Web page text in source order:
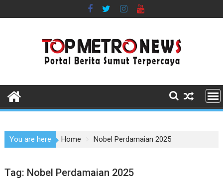
to
You are here Home Nobel Perdamaian 2025
Tag: Nobel Perdamaian 2025